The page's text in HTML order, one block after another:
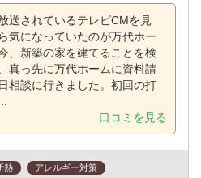
送されているテレビCMを見
気になっていたのが万代ホー
、新築の家を建てることを検
真っ先に万代ホームに資料請
相談に行きました。初回の打
口コミを見る
熱 アレルギー対策